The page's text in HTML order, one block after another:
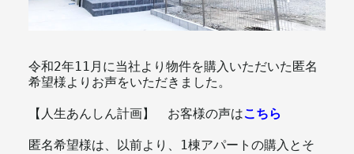
メールマガジン
令和2年11月に当社より物件を購入いただいた匿名
希望様よりお声をいただきました。
【人生あんしん計画】　お客様の声はこちら
匿名希望様は、以前より、1棟アパートの購入とそ